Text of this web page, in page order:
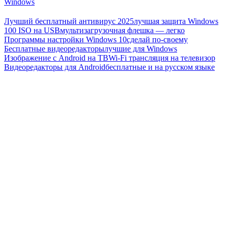
Лучший бесплатный антивирус 2025лучшая защита Windows
100 ISO на USBмультизагрузочная флешка — легко
Программы настройки Windows 10сделай по-своему
Бесплатные видеоредакторылучшие для Windows
Изображение с Android на ТВWi-Fi трансляция на телевизор
Видеоредакторы для Androidбесплатные и на русском языке